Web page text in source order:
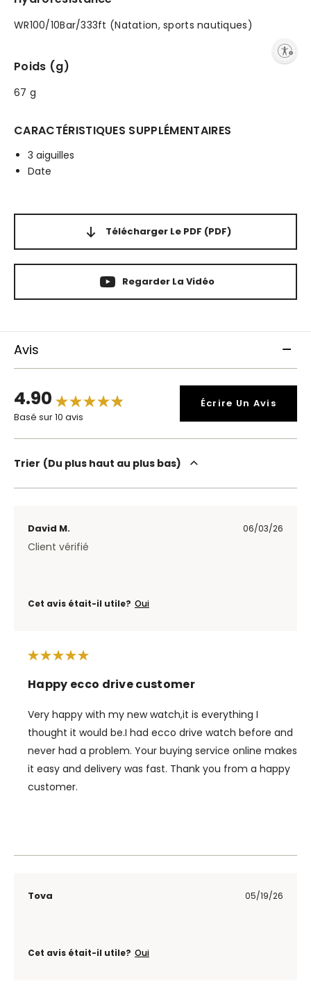
WR100/10Bar/333ft (Natation, sports nautiques)
Poids (g)
67 g
CARACTÉRISTIQUES SUPPLÉMENTAIRES
3 aiguilles
Date
Télécharger Le PDF (PDF)
Regarder La Vidéo
Avis
4.90
Basé sur 10 avis
Écrire Un Avis
Trier Du plus haut au plus bas
David M. 06/03/26
Client vérifié
Cet avis était-il utile? Oui
Happy ecco drive customer
Very happy with my new watch,it is everything I
thought it would be.I had ecco drive watch before and
never had a problem. Your buying service online makes
it easy and delivery was fast. Thank you from a happy
customer.
Tova 05/19/26
Cet avis était-il utile? Oui